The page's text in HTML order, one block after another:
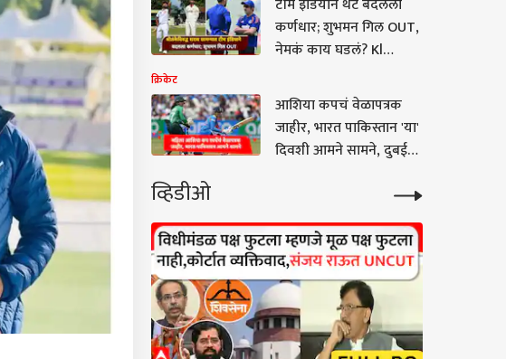
हैराण
टीम इंडियाने थेट बदलला
कर्णधार; शुभमन गिल OUT,
नेमकं काय घडलं? Kl
क्रिकेट
आशिया कपचं वेळापत्रक
जाहीर, भारत पाकिस्तान 'या'
दिवशी आमने सामने, दुबईत
व्हिडीओ